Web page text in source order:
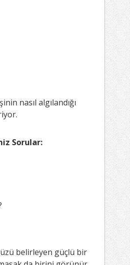
nasıl algılandığı
Sorular:
belirleyen güçlü bir